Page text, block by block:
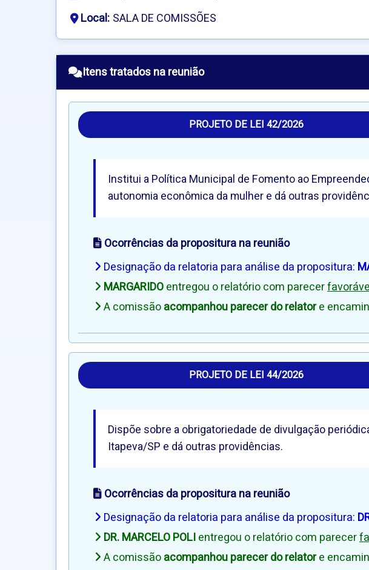
Local: SALA DE COMISSÕES
Itens tratados na reunião
PROJETO DE LEI 42/2026
Institui a Política Municipal de Fomento ao
autonomia econômica da mulher e dá outras
Ocorrências da propositura na reunião
Designação da relatoria para análise da propositura:
MARGARIDOentregou o relatório com parecer
A comissãoacompanhou parecer do relatore
PROJETO DE LEI 44/2026
Dispõe sobre a obrigatoriedade de divulgação
Itapeva/SP e dá outras providências.
Ocorrências da propositura na reunião
Designação da relatoria para análise da propositura:
DR. MARCELO POLIentregou o relatório com parecer
A comissãoacompanhou parecer do relatore